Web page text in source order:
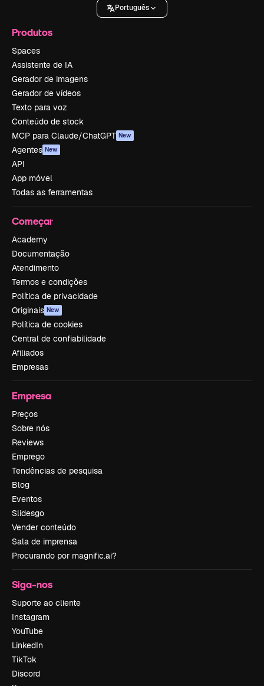
Português
Produtos
Spaces
Assistente de IA
Gerador de imagens
Gerador de vídeos
Texto para voz
Conteúdo de stock
MCP para Claude/ChatGPT New
Agentes New
API
App móvel
Todas as ferramentas
Começar
Academy
Documentação
Atendimento
Termos e condições
Política de privacidade
Originais New
Política de cookies
Central de confiabilidade
Afiliados
Empresas
Empresa
Preços
Sobre nós
Reviews
Emprego
Tendências de pesquisa
Blog
Eventos
Slidesgo
Vender conteúdo
Sala de imprensa
Procurando por magnific.ai?
Siga-nos
Suporte ao cliente
Instagram
YouTube
LinkedIn
TikTok
Discord